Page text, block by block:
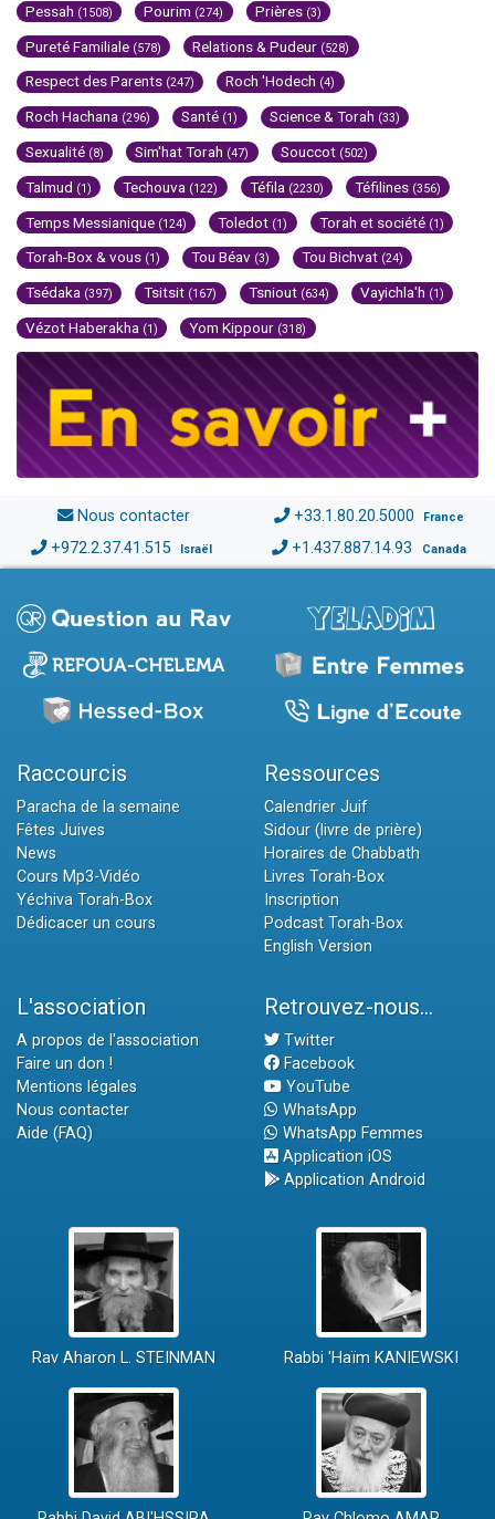
Pessah (1508) Pourim (274) Prières (3)
Pureté Familiale (578) Relations & Pudeur (528)
Respect des Parents (247) Roch 'Hodech (4)
Roch Hachana (296) Santé (1) Science & Torah (33)
Sexualité (8) Sim'hat Torah (47) Souccot (502)
Talmud (1) Techouva (122) Téfila (2230) Téfilines (356)
Temps Messianique (124) Toledot (1) Torah et société (1)
Torah-Box & vous (1) Tou Béav (3) Tou Bichvat (24)
Tsédaka (397) Tsitsit (167) Tsniout (634) Vayichla'h (1)
Vézot Haberakha (1) Yom Kippour (318)
Nous contacter +33.1.80.20.5000 France
+972.2.37.41.515 Israël +1.437.887.14.93 Canada
Raccourcis
Paracha de la semaine
Fêtes Juives
News
Cours Mp3-Vidéo
Yéchiva Torah-Box
Dédicacer un cours
Ressources
Calendrier Juif
Sidour (livre de prière)
Horaires de Chabbath
Livres Torah-Box
Inscription
Podcast Torah-Box
English Version
L'association
A propos de l'association
Faire un don !
Mentions légales
Nous contacter
Aide (FAQ)
Retrouvez-nous...
Twitter
Facebook
YouTube
WhatsApp
WhatsApp Femmes
Application iOS
Application Android
Rav Aharon L. STEINMAN Rabbi 'Haïm KANIEWSKI